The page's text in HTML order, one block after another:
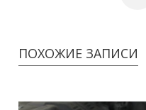
ПОХОЖИЕ ЗАПИСИ